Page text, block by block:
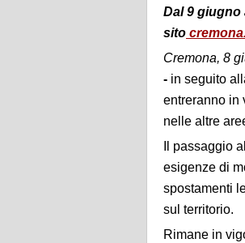
Dal 9 giugno
sito
Cremona, 8
- in seguito
entreranno in
nelle altre
Il passaggio
esigenze di
spostamenti
sul territorio.
Rimane in